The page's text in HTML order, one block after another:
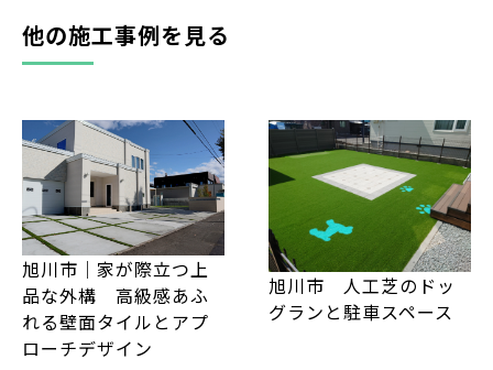
他の施工事例を見る
旭川市｜家が際立つ上
品な外構 高級感あふ
れる壁面タイルとアプ
ローチデザイン
旭川市 人工芝のドッ
グランと駐車スペース